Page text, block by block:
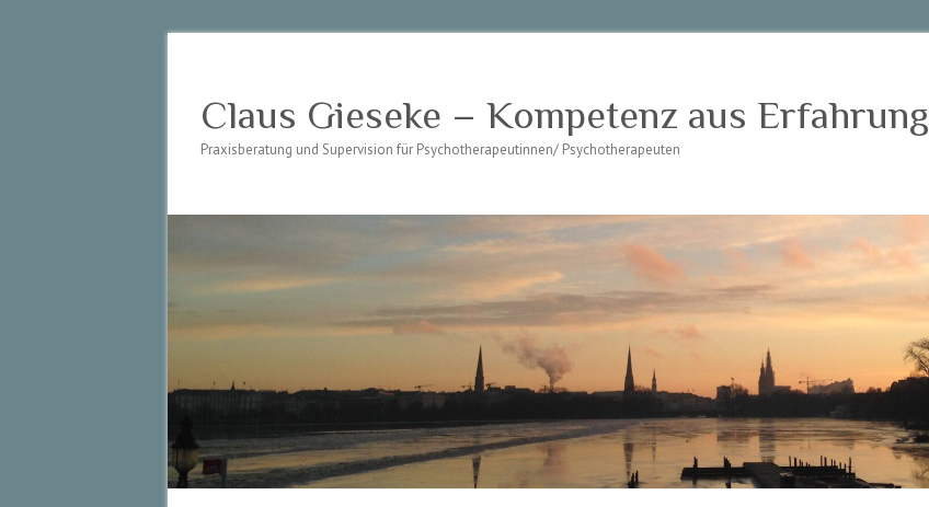
Claus Gieseke – Kompetenz aus Erfahrung
Praxisberatung und Supervision für Psychotherapeutinnen/ Psychotherapeuten